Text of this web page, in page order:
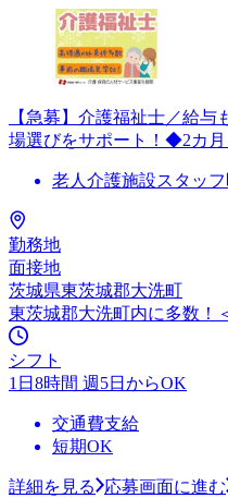
【急募】介護福祉士／給
場選びをサポート！◆2カ月
老人介護施設スタッフ
勤務地
面接地
茨城県東茨城郡大洗町
東茨城郡大洗町内に多数！
シフト
1日8時間 週5日からOK
交通費支給
短期OK
詳細を見る
応募画面に進む